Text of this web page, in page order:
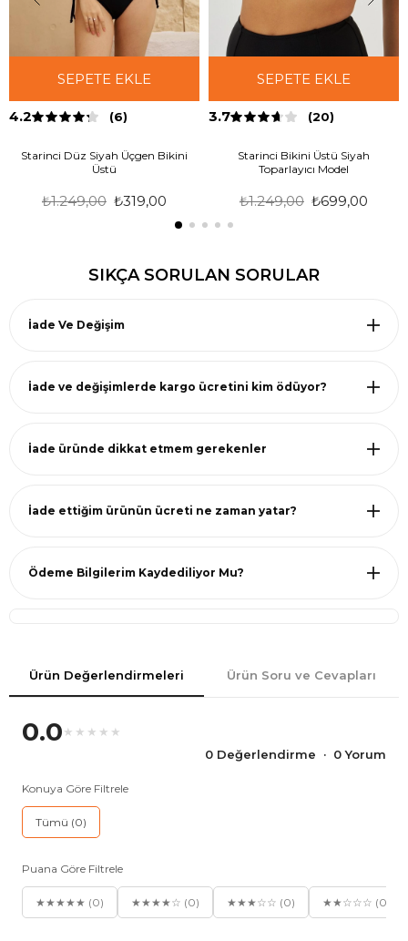
SEPETE EKLE
4.2 (6)
Starinci Düz Siyah Üçgen Bikini
Üstü
₺319,00
₺1.249,00
SEPETE EKLE
3.7 (20)
Starinci Bikini Üstü Siyah
Toparlayıcı Model
₺699,00
₺1.249,00
SIKÇA SORULAN SORULAR
İade Ve Değişim
İade ve değişimlerde kargo ücretini kim ödüyor?
İade üründe dikkat etmem gerekenler
İade ettiğim ürünün ücreti ne zaman yatar?
Ödeme Bilgilerim Kaydediliyor Mu?
Ürün Değerlendirmeleri Ürün Soru ve Cevapları
0.0 ★★★★★
0 Değerlendirme · 0 Yorum
Konuya Göre Filtrele
Tümü (0)
Puana Göre Filtrele
★★★★★ (0) ★★★★☆ (0) ★★★☆☆ (0) ★★☆☆☆ (0)